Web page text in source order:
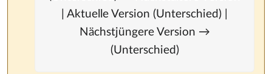
| Aktuelle Version (Unterschied) |
Nächstjüngere Version →
(Unterschied)